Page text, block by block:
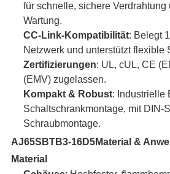
für schnelle, sichere Verdrahtung
Wartung.
CC-Link-Kompatibilität: Belegt
Netzwerk und unterstützt flexible
Zertifizierungen: UL, cUL, CE
(EMV) zugelassen.
Kompakt & Robust: Industrielle
Schaltschrankmontage, mit DIN-
Schraubmontage.
AJ65SBTB3-16D5Material &
Material